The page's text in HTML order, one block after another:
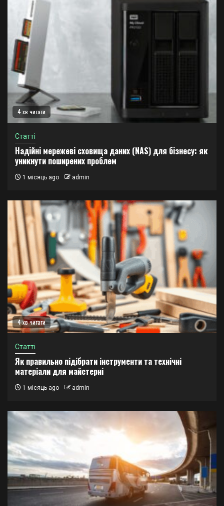
4 хв читати
Статті
Надійні мережеві сховища даних (NAS) для бізнесу: як
уникнути поширених проблем
1 місяць ago admin
4 хв читати
Статті
Як правильно підібрати інструменти та технічні
матеріали для майстерні
1 місяць ago admin